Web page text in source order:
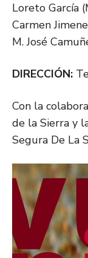
Loreto García
Carmen
M. José
DIRECCIÓN:
Con la
de la Sierra y
Segura De La